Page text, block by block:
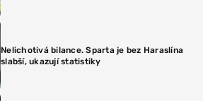
Nelichotivá bilance. Sparta je bez Haraslína
slabší, ukazují statistiky